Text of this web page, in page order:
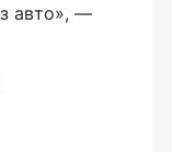
авто», —